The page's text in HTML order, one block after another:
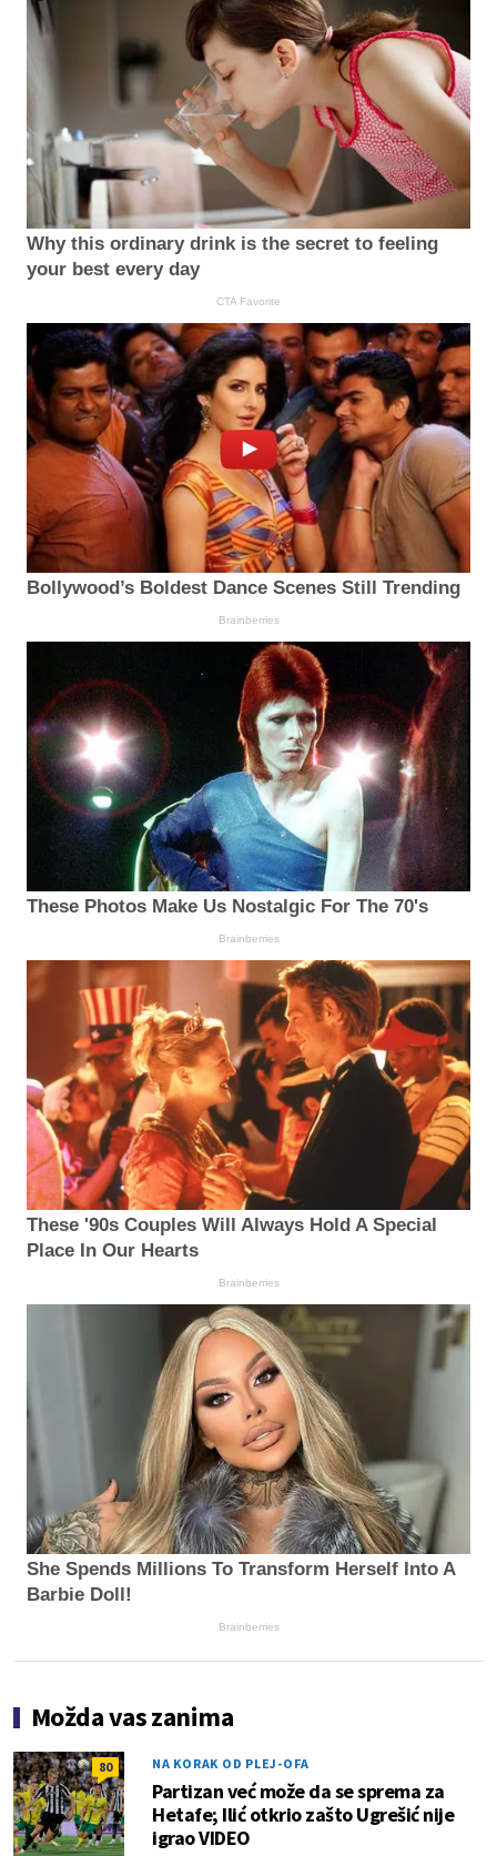
Why this ordinary drink is the secret to feeling
your best every day
CTA Favorite
Bollywood’s Boldest Dance Scenes Still Trending
Brainberries
These Photos Make Us Nostalgic For The 70's
Brainberries
These '90s Couples Will Always Hold A Special
Place In Our Hearts
Brainberries
She Spends Millions To Transform Herself Into A
Barbie Doll!
Brainberries
Možda vas zanima
80 NA KORAK OD PLEJ-OFA
Partizan već može da se sprema za
Hetafe; Ilić otkrio zašto Ugrešić nije
igrao VIDEO